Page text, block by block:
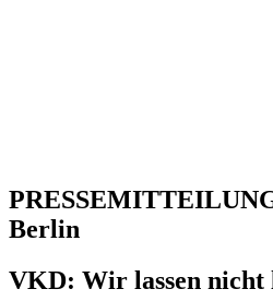
Berlin
VKD: Wir lassen nicht